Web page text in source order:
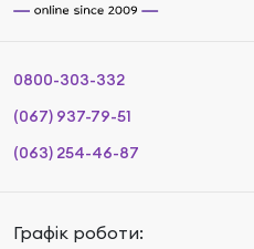
0800-303-332
(067) 937-79-51
(063) 254-46-87
Графік роботи: